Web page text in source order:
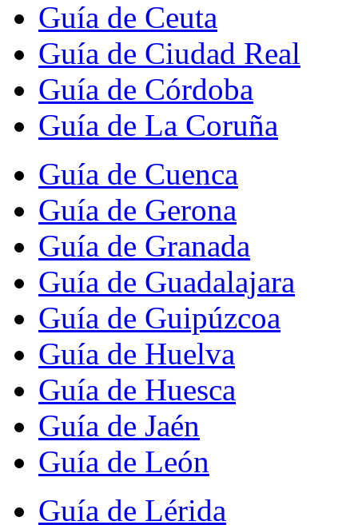
Guía de Ceuta
Guía de Ciudad Real
Guía de Córdoba
Guía de La Coruña
Guía de Cuenca
Guía de Gerona
Guía de Granada
Guía de Guadalajara
Guía de Guipúzcoa
Guía de Huelva
Guía de Huesca
Guía de Jaén
Guía de León
Guía de Lérida